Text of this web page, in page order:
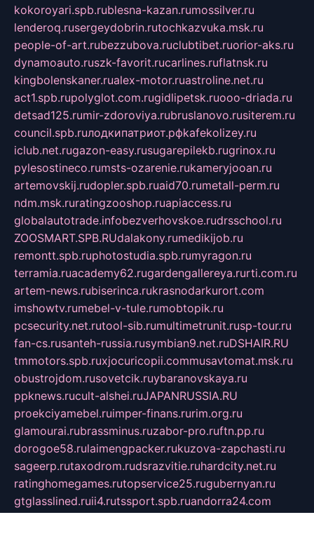
kokoroyari.spb.rublesna-kazan.rumossilver.ru
lenderoq.rusergeydobrin.rutochkazvuka.msk.ru
people-of-art.rubezzubova.ruclubtibet.ruorior-aks.ru
dynamoauto.ruszk-favorit.rucarlines.ruflatnsk.ru
kingbolenskaner.rualex-motor.ruastroline.net.ru
act1.spb.rupolyglot.com.rugidlipetsk.ruooo-driada.ru
detsad125.rumir-zdoroviya.rubruslanovo.rusiterem.ru
council.spb.ruлодкипатриот.рфkafekolizey.ru
iclub.net.rugazon-easy.rusugarepilekb.rugrinox.ru
pylesostineco.rumsts-ozarenie.rukameryjooan.ru
artemovskij.rudopler.spb.ruaid70.rumetall-perm.ru
ndm.msk.ruratingzooshop.ruapiaccess.ru
globalautotrade.infobezverhovskoe.rudrsschool.ru
ZOOSMART.SPB.RUdalakony.rumedikijob.ru
remontt.spb.ruphotostudia.spb.rumyragon.ru
terramia.ruacademy62.rugardengallereya.rurti.com.ru
artem-news.rubiserinca.rukrasnodarkurort.com
imshowtv.rumebel-v-tule.rumobtopik.ru
pcsecurity.net.rutool-sib.rumultimetrunit.rusp-tour.ru
fan-cs.rusanteh-russia.rusymbian9.net.ruDSHAIR.RU
tmmotors.spb.ruxjocuricopii.commusavtomat.msk.ru
obustrojdom.rusovetcik.ruybaranovskaya.ru
ppknews.rucult-alshei.ruJAPANRUSSIA.RU
proekciyamebel.ruimper-finans.rurim.org.ru
glamourai.rubrassminus.ruzabor-pro.ruftn.pp.ru
dorogoe58.rulaimengpacker.rukuzova-zapchasti.ru
sageerp.rutaxodrom.rudsrazvitie.ruhardcity.net.ru
ratinghomegames.rutopservice25.rugubernyan.ru
gtglasslined.ruii4.rutssport.spb.ruandorra24.com